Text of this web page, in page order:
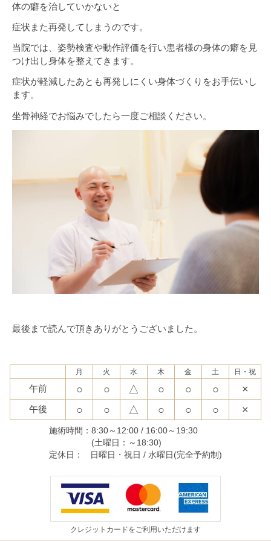
体の癖を治していかないと
症状また再発してしまうのです。
当院では、姿勢検査や動作評価を行い患者様の身体の癖を見
つけ出し身体を整えてきます。
症状が軽減したあとも再発しにくい身体づくりをお手伝いし
ます。
坐骨神経でお悩みでしたら一度ご相談ください。
最後まで読んで頂きありがとうございました。
月 火 水 木 金 土 日・祝
午前 ○ ○ △ ○ ○ ○ ×
午後 ○ ○ △ ○ ○ ○ ×
施術時間： 8:30～12:00 / 16:00～19:30
(土曜日：～18:30)
定休日：
日曜日・祝日 / 水曜日(完全予約制)
クレジットカードをご利用いただけます